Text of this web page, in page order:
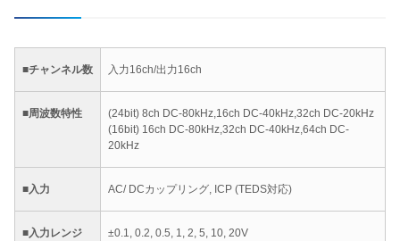
■チャンネル数 入力16ch/出力16ch
■周波数特性
(24bit) 8ch DC-80kHz,16ch DC-40kHz,32ch DC-20kHz
(16bit) 16ch DC-80kHz,32ch DC-40kHz,64ch DC-
20kHz
■入力 AC/ DCカップリング, ICP (TEDS対応)
■入力レンジ ±0.1, 0.2, 0.5, 1, 2, 5, 10, 20V